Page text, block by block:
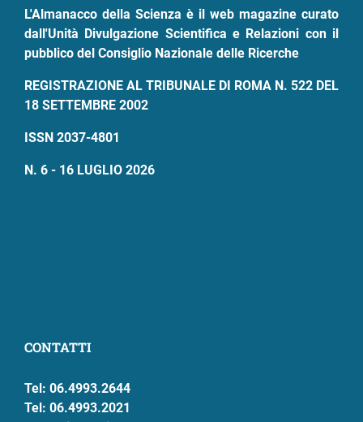
L'Almanacco della Scienza è il web magazine curato
dall'Unità Divulgazione Scientifica e Relazioni con il
pubblico del Consiglio Nazionale delle Ricerche
REGISTRAZIONE AL TRIBUNALE DI ROMA N. 522 DEL
18 SETTEMBRE 2002
ISSN 2037-4801
N. 6 - 16 LUGLIO 2026
CONTATTI
Tel: 06.4993.2644
Tel: 06.4993.2021